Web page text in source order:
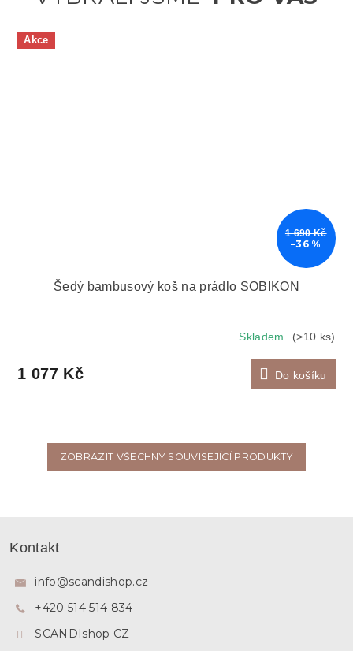
Akce
1 690 Kč
–36 %
Šedý bambusový koš na prádlo SOBIKON
Skladem (>10 ks)
1 077 Kč Do košíku
ZOBRAZIT VŠECHNY SOUVISEJÍCÍ PRODUKTY
Kontakt
info@scandishop.cz
+420 514 514 834
SCANDIshop CZ